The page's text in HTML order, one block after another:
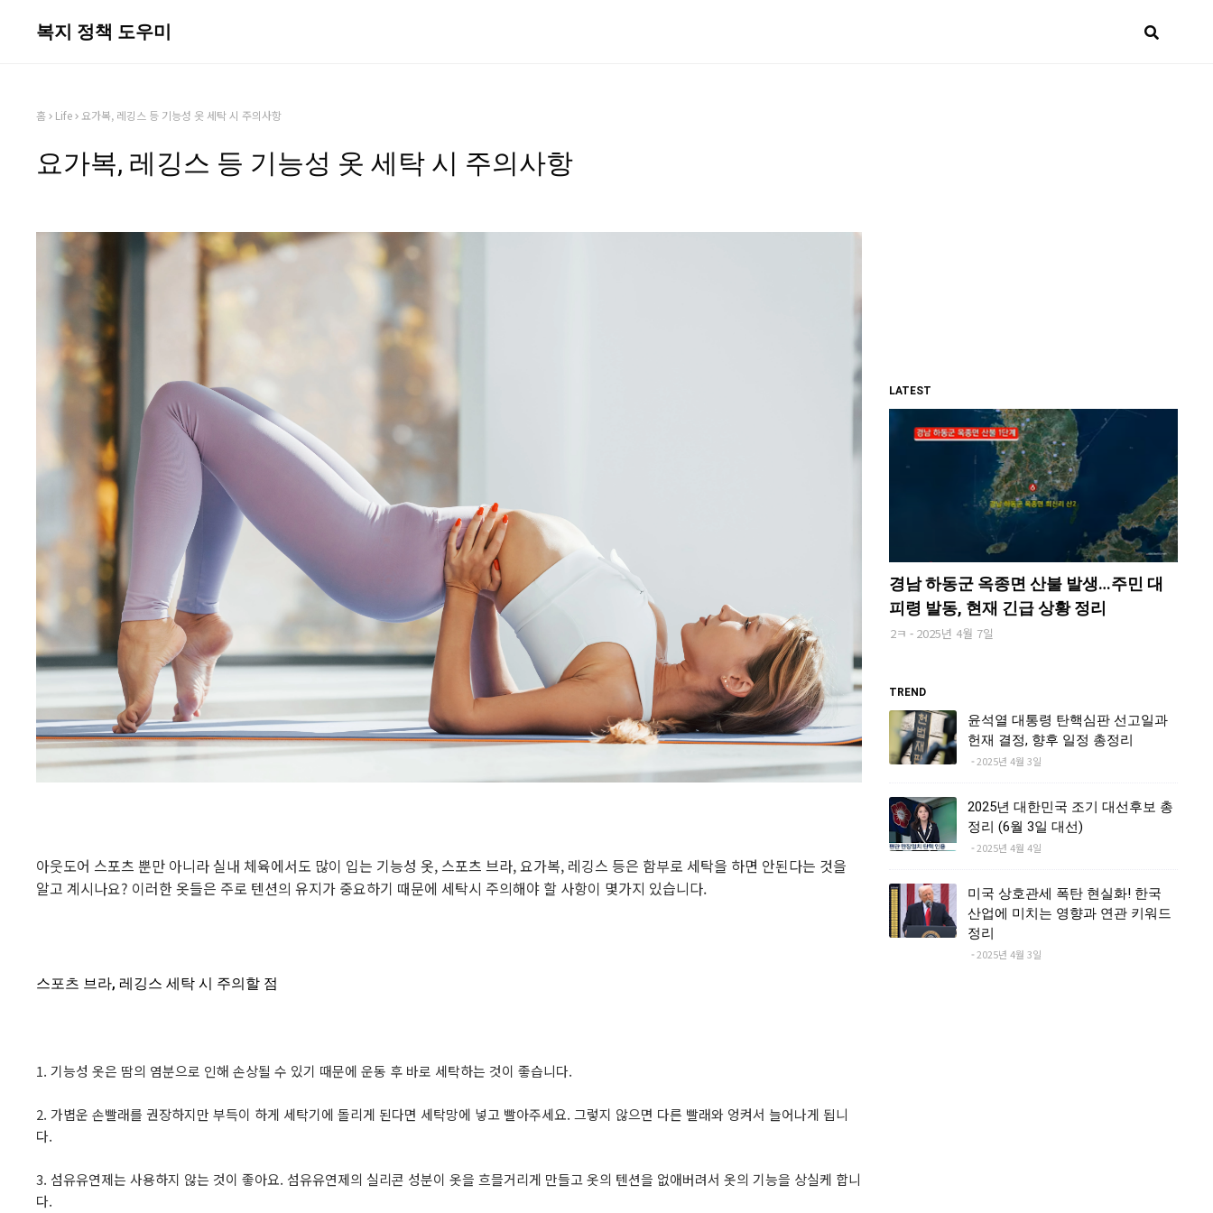
복지 정책 도우미
홈 Life 요가복, 레깅스 등 기능성 옷 세탁 시 주의사항
요가복, 레깅스 등 기능성 옷 세탁 시 주의사항
아웃도어 스포츠 뿐만 아니라 실내 체육에서도 많이 입는 기능성 옷, 스포츠 브라, 요가복, 레깅스 등은 함부로 세탁을 하면 안된다는 것을
알고 계시나요? 이러한 옷들은 주로 텐션의 유지가 중요하기 때문에 세탁시 주의해야 할 사항이 몇가지 있습니다.
스포츠 브라, 레깅스 세탁 시 주의할 점
1. 기능성 옷은 땀의 염분으로 인해 손상될 수 있기 때문에 운동 후 바로 세탁하는 것이 좋습니다.
2. 가볍운 손빨래를 권장하지만 부득이 하게 세탁기에 돌리게 된다면 세탁망에 넣고 빨아주세요. 그렇지 않으면 다른 빨래와 엉켜서 늘어나게 됩니
다.
3. 섬유유연제는 사용하지 않는 것이 좋아요. 섬유유연제의 실리콘 성분이 옷을 흐믈거리게 만들고 옷의 텐션을 없애버려서 옷의 기능을 상실케 합니
다.
LATEST
경남 하동군 옥종면 산불 발생…주민 대
피령 발동, 현재 긴급 상황 정리
2ㅋ 2025년 4월 7일
TREND
윤석열 대통령 탄핵심판 선고일과
헌재 결정, 향후 일정 총정리
2025년 4월 3일
2025년 대한민국 조기 대선후보 총
정리 (6월 3일 대선)
2025년 4월 4일
미국 상호관세 폭탄 현실화! 한국
산업에 미치는 영향과 연관 키워드
정리
2025년 4월 3일